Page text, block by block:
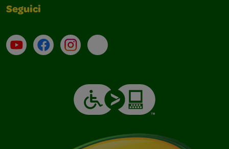
Seguici
Su YouTube
ContattiProfilo Instagram
Email